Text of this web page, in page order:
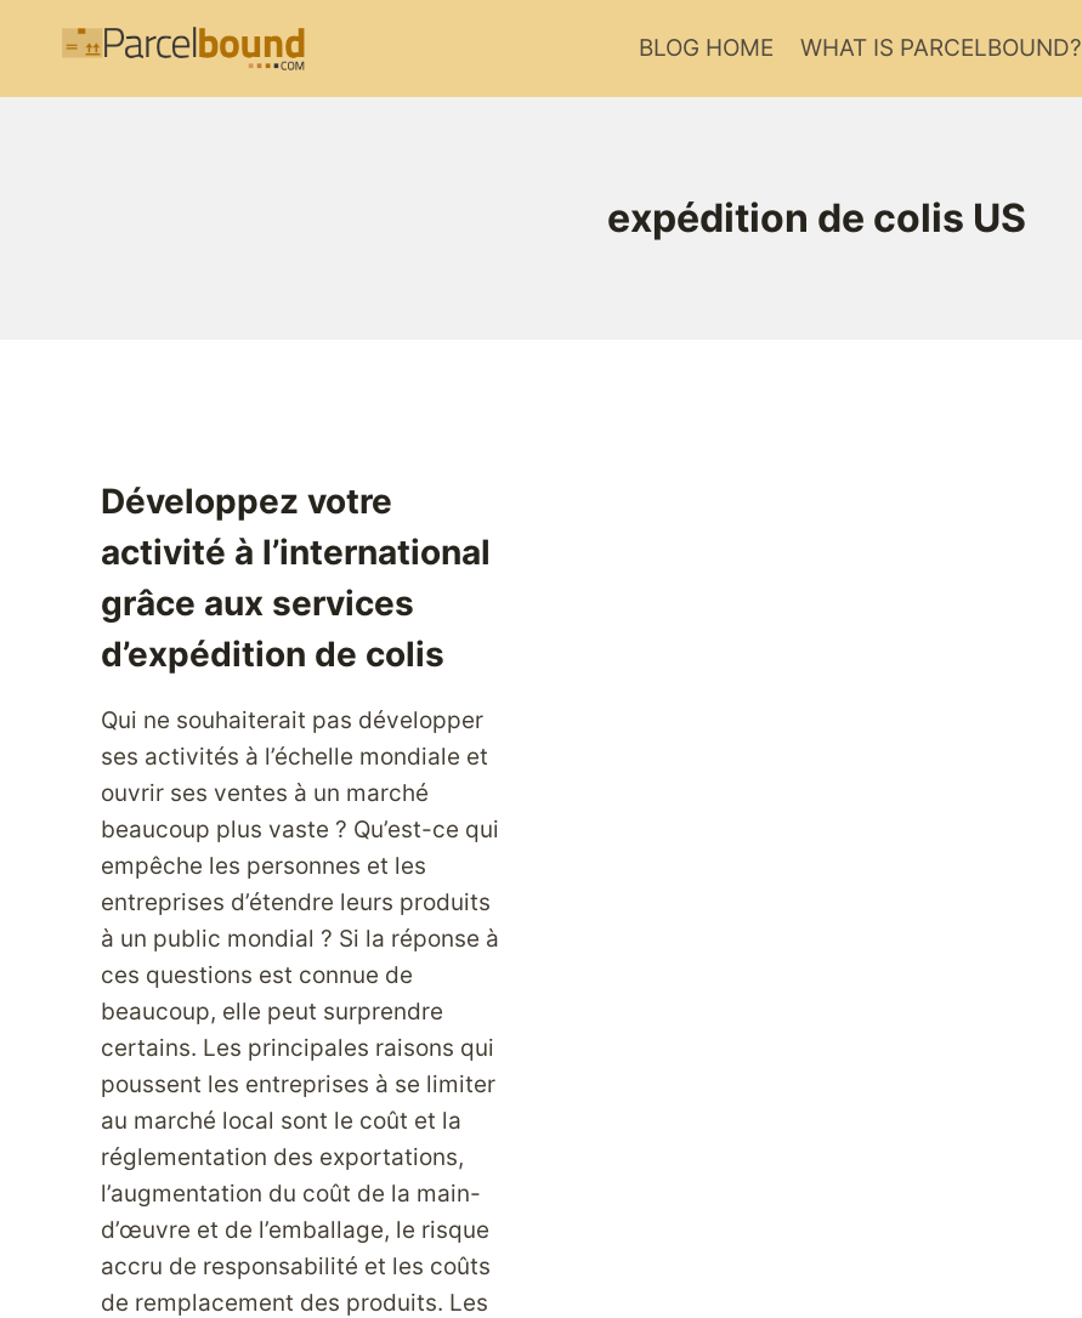
BLOG HOME WHAT IS PARCELBOUND?
expédition de colis US
Développez votre
activité à l’international
grâce aux services
d’expédition de colis
Qui ne souhaiterait pas développer
ses activités à l’échelle mondiale et
ouvrir ses ventes à un marché
beaucoup plus vaste ? Qu’est-ce qui
empêche les personnes et les
entreprises d’étendre leurs produits
à un public mondial ? Si la réponse à
ces questions est connue de
beaucoup, elle peut surprendre
certains. Les principales raisons qui
poussent les entreprises à se limiter
au marché local sont le coût et la
réglementation des exportations,
l’augmentation du coût de la main-
d’œuvre et de l’emballage, le risque
accru de responsabilité et les coûts
de remplacement des produits. Les